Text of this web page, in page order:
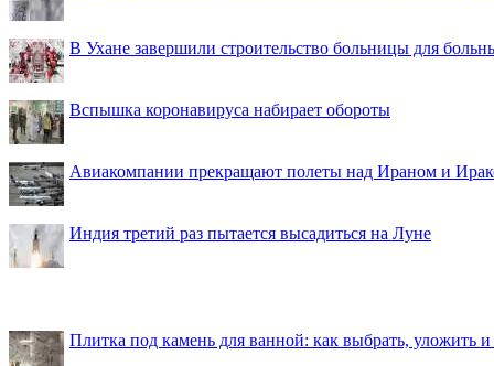
В Ухане завершили строительство больницы для
Вспышка коронавируса набирает обороты
Авиакомпании прекращают полеты над Ираном и
Индия третий раз пытается высадиться на Луне
Плитка под камень для ванной: как выбрать, уложить